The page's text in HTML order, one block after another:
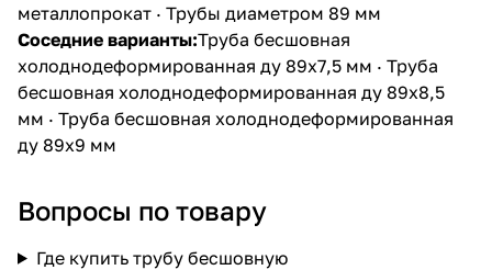
металлопрокат · Трубы диаметром 89 мм
Соседние варианты:Труба бесшовная
холоднодеформированная ду 89х7,5 мм · Труба
бесшовная холоднодеформированная ду 89х8,5
мм · Труба бесшовная холоднодеформированная
ду 89х9 мм
Вопросы по товару
Где купить трубу бесшовную